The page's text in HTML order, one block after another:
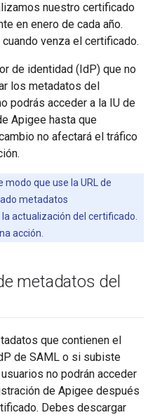
nuestro certificado
en enero de cada año.
venza el certificado.
de identidad (IdP) que no
los metadatos del
podrás acceder a la IU de
Apigee hasta que
no afectará el tráfico
que use la URL de
metadatos
actualización del certificado.
acción.
metadatos del
que contienen el
de SAML o si subiste
no podrán acceder
de Apigee después
Debes descargar